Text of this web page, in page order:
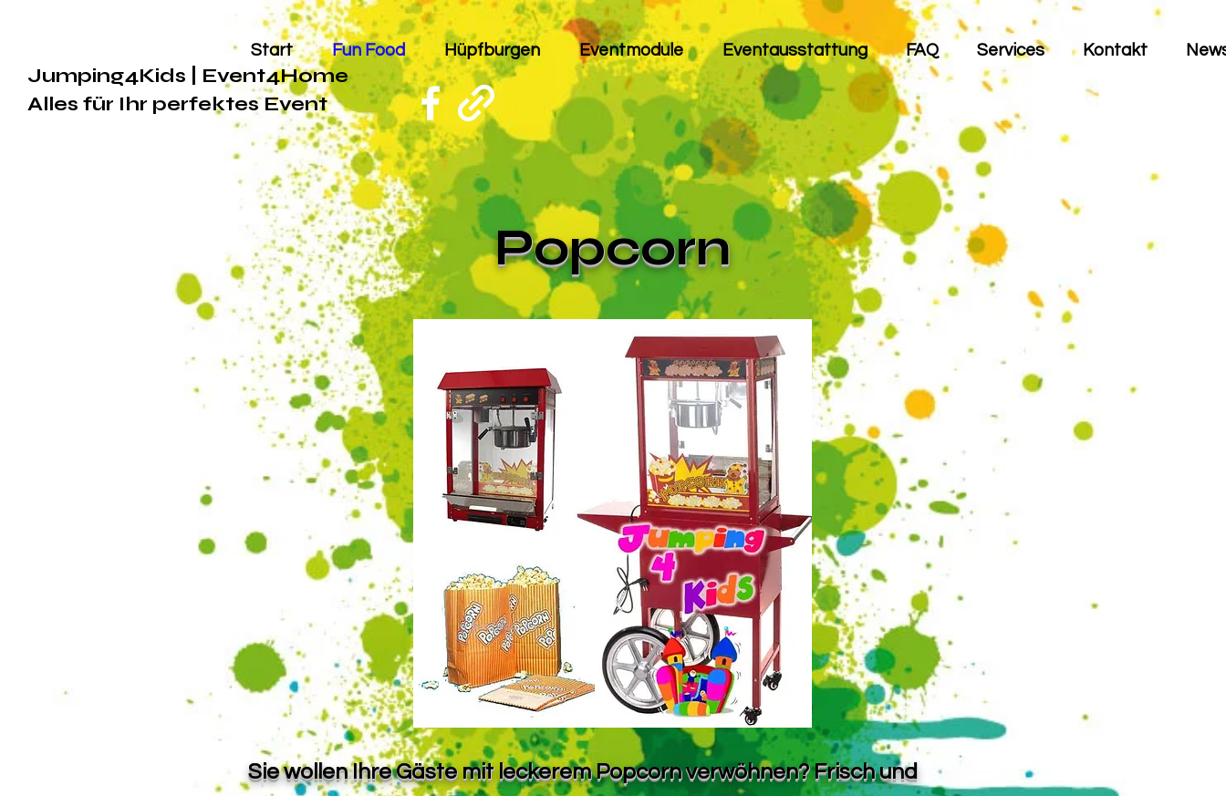
Start Fun Food Hüpfburgen Eventmodule Eventausstattung FAQ Services Kontakt
Jumping4Kids | Event4Home
Alles für Ihr perfektes Event
Popcorn
Sie wollen Ihre Gäste mit leckerem Popcorn verwöhnen? Frisch und